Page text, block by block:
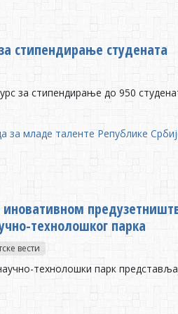
стипендирање студената
за стипендирање до 950
за младе таленте Републике
технолошког парка
вести
технолошки парк